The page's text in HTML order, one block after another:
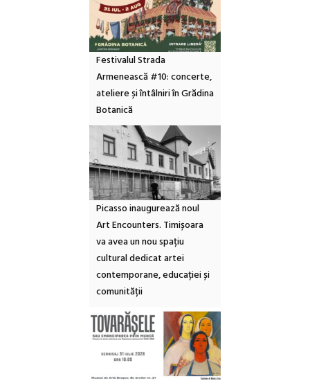
Festivalul Strada
Armenească #10: concerte,
ateliere și întâlniri în Grădina
Botanică
Picasso inaugurează noul
Art Encounters. Timișoara
va avea un nou spațiu
cultural dedicat artei
contemporane, educației și
comunității